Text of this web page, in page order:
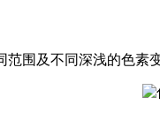
围及不同深浅的色素变